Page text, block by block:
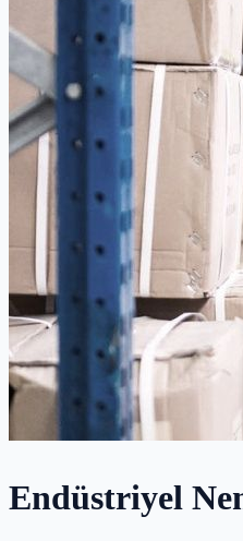
Endüstriyel